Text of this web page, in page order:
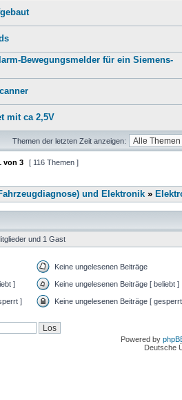
Bewegungsmelder für ein Siemens-
mit ca 2,5V
Themen der letzten Zeit anzeigen:
von 3 [ 116 Themen ]
und Elektronik »
und 1 Gast
Keine ungelesenen Beiträge
] Keine ungelesenen Beiträge [ beliebt ]
] Keine ungelesenen Beiträge [
Powered by
Deutsche